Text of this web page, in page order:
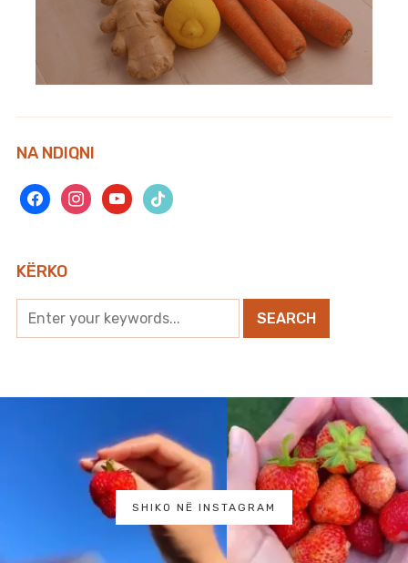
NA NDIQNI
facebookinstagramyoutubetiktok
KËRKO
SHIKO NË INSTAGRAM